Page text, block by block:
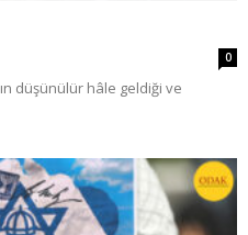
0
düşünülür hâle geldiği ve